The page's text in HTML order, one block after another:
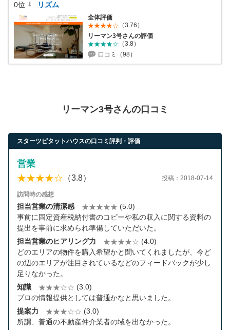
0位 リズム
全体評価
（3.76）
リーマン3号さんの評価
（3.8）
口コミ（98）
リーマン3号さんの口コミ
スターツピタットハウスの口コミ評判・評価
営業
（3.8） 投稿：2018-07-14
訪問時の感想
担当営業の清潔感
(5.0)
事前に固定資産税納付書のコピーや私の収入に関する資料の
提出を事前に求められ準備していただいた。
担当営業のヒアリング力
(4.0)
どのエリアの物件を購入希望かと聞いてくれましたが、今ど
の辺のエリアが注目されているなどのフィードバックが少し
足りなかった。
知識
(3.0)
プロの情報提供としては普通かなと思いました。
提案力
(3.0)
所謂、普通の不動産仲介業者の域を出なかった。